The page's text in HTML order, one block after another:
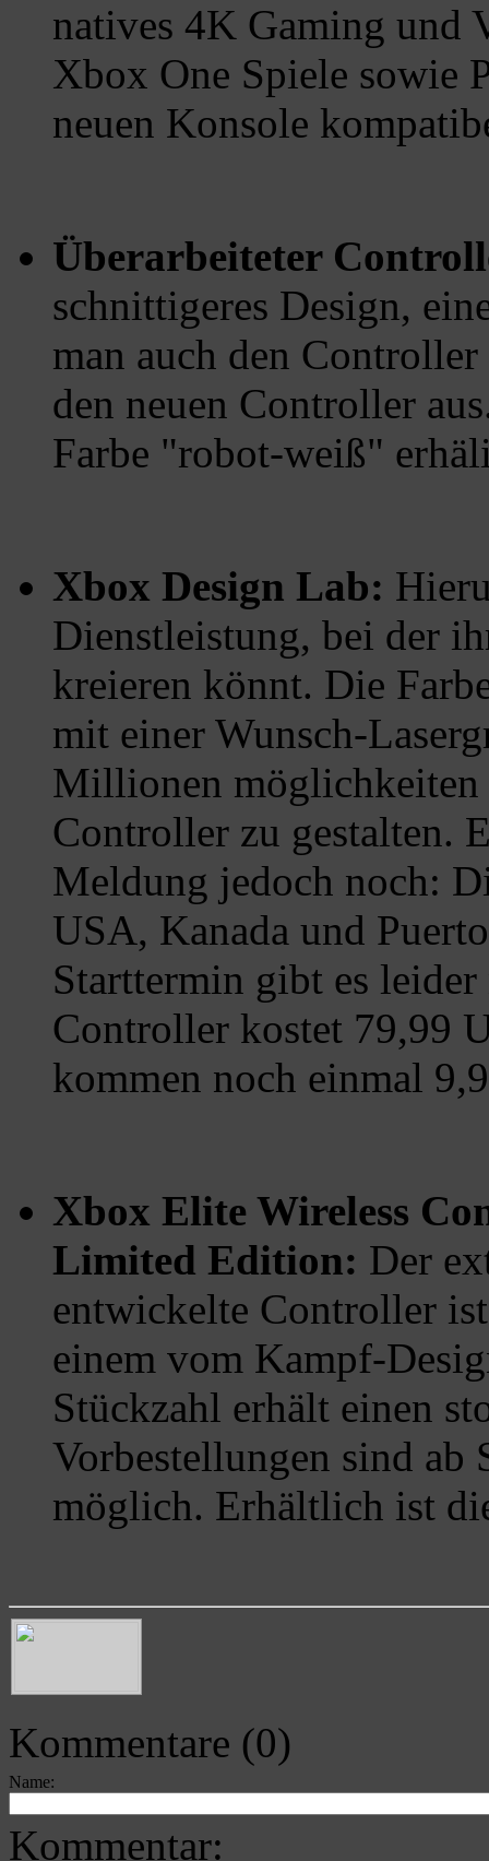
natives 4K Gaming und
Xbox One Spiele sowie
neuen Konsole
Überarbeiteter
schnittigeres Design,
man auch den
den neuen Controller
Farbe "robot-weiß"
Xbox Design Lab:
Dienstleistung, bei der
kreieren könnt. Die
mit einer Wunsch-
Millionen
Controller zu gestalten.
Meldung jedoch noch:
USA, Kanada und
Starttermin gibt es
Controller kostet 79,99
kommen noch einmal
Xbox Elite Wireless
Limited Edition: Der
entwickelte Controller ist
einem vom Kampf-
Stückzahl erhält einen
Vorbestellungen sind ab
möglich. Erhältlich ist
Kommentare (0)
Name:
Kommentar: